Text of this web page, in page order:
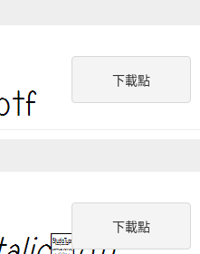
下載點
下載點